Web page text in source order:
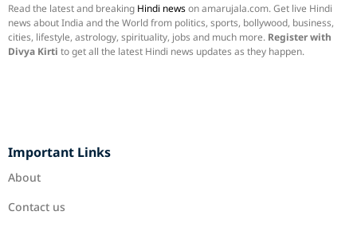
Read the latest and breaking Hindi newson amarujala.com. Get live Hindi
news about India and the World from politics, sports, bollywood, business,
cities, lifestyle, astrology, spirituality, jobs and much more. Register with
Divya Kirti to get all the latest Hindi news updates as they happen.
Important Links
About
Contact us